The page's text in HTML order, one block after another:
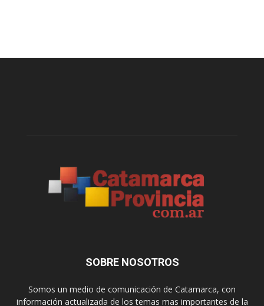
SOBRE NOSOTROS
Somos un medio de comunicación de Catamarca, con
información actualizada de los temas mas importantes de la